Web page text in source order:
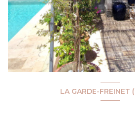
LA GARDE-FREINET